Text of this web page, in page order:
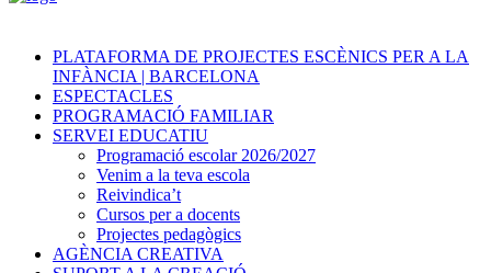
PLATAFORMA DE PROJECTES ESCÈNICS PER A LA
INFÀNCIA | BARCELONA
ESPECTACLES
PROGRAMACIÓ FAMILIAR
SERVEI EDUCATIU
Programació escolar 2026/2027
Venim a la teva escola
Reivindica’t
Cursos per a docents
Projectes pedagògics
AGÈNCIA CREATIVA